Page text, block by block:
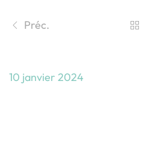
Préc.
10 janvier 2024